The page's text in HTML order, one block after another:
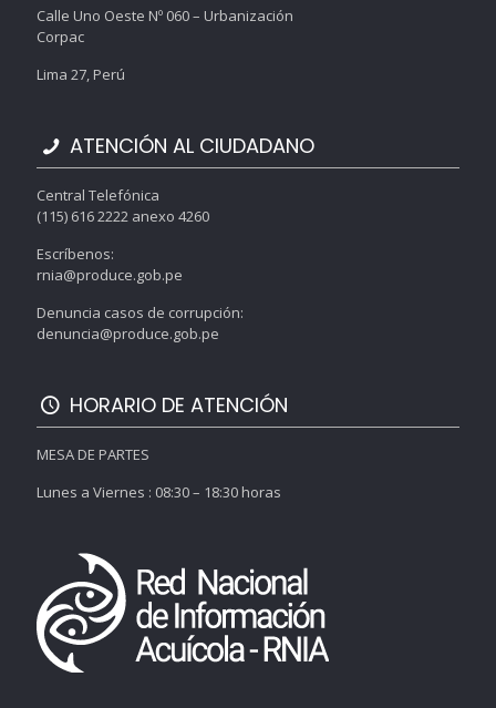
Calle Uno Oeste Nº 060 – Urbanización
Corpac
Lima 27, Perú
ATENCIÓN AL CIUDADANO
Central Telefónica
(115) 616 2222 anexo 4260
Escríbenos:
rnia@produce.gob.pe
Denuncia casos de corrupción:
denuncia@produce.gob.pe
HORARIO DE ATENCIÓN
MESA DE PARTES
Lunes a Viernes : 08:30 – 18:30 horas